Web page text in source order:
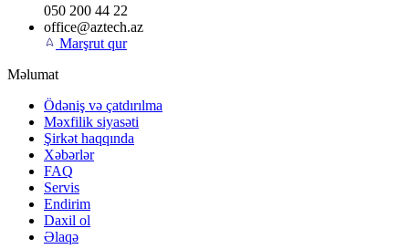
050 200 44 22
office@aztech.az
Marşrut qur
Məlumat
Ödəniş və çatdırılma
Məxfilik siyasəti
Şirkət haqqında
Xəbərlər
FAQ
Servis
Endirim
Daxil ol
Əlaqə